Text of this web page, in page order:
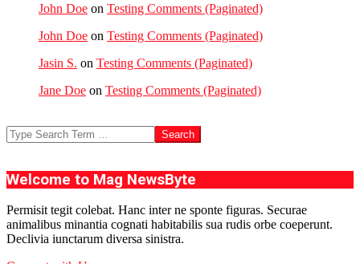
John Doe on Testing Comments (Paginated)
John Doe on Testing Comments (Paginated)
Jasin S. on Testing Comments (Paginated)
Jane Doe on Testing Comments (Paginated)
Search
Welcome to Mag NewsByte
Permisit tegit colebat. Hanc inter ne sponte figuras. Securae
animalibus minantia cognati habitabilis sua rudis orbe coeperunt.
Declivia iunctarum diversa sinistra.